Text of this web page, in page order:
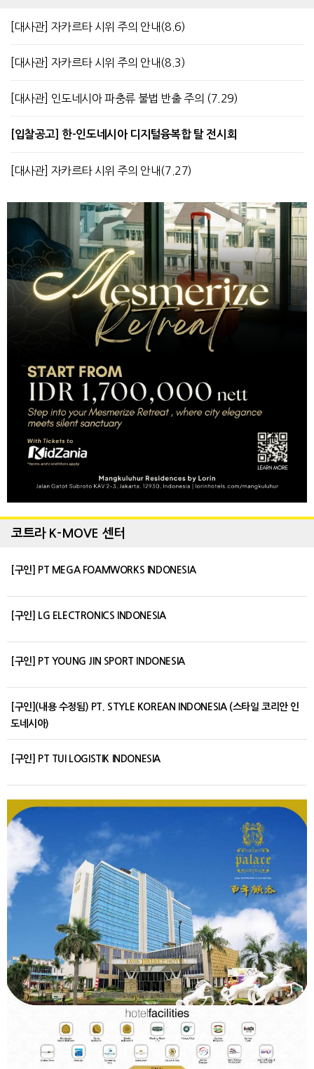
[대사관] 자카르타 시위 주의 안내(8.6)
[대사관] 자카르타 시위 주의 안내(8.3)
[대사관] 인도네시아 파충류 불법 반출 주의 (7.29)
[입찰공고] 한-인도네시아 디지털융복합 탈 전시회
[대사관] 자카르타 시위 주의 안내(7.27)
코트라 K-MOVE 센터
[구인] PT MEGA FOAMWORKS INDONESIA
[구인] LG ELECTRONICS INDONESIA
[구인] PT YOUNG JIN SPORT INDONESIA
[구인](내용 수정됨) PT. STYLE KOREAN INDONESIA (스타일 코리안 인
도네시아)
[구인] PT TUI LOGISTIK INDONESIA